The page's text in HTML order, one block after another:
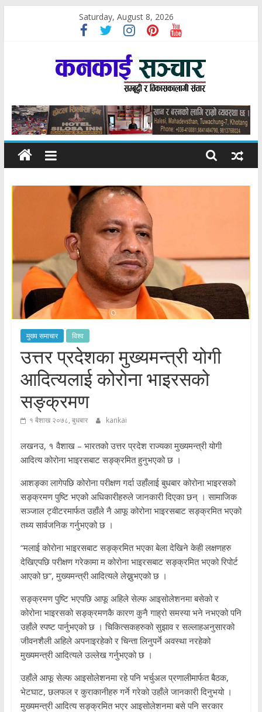
Saturday, August 8, 2026
कनकाई
सञ्चार
सम्बृद्धी
र
मुख्य समाचार विश्व
उत्तर प्रदेशका मुख्यमन्त्री योगी
आदित्यलाई कोरोना भाइरसको
सङ्क्रमण
१ बैशाख २०७८, बुधबार kankai
लखनउ, १ वैशाख – भारतको उत्तर प्रदेश राज्यका मुख्यमन्त्री योगी
आदित्य कोरोना भाइरसबाट सङ्क्रमित हुनुभएको छ ।
आशङ्का लागेपछि कोरोना परीक्षण गर्दा उहाँलाई बुधबार कोरोना भाइरसको
सङ्क्रमण पुष्टि भएको अधिकारीहरुले जानकारी दिएका छन् । सामाजिक
सञ्जाल ट्वीटरमार्फत उहाँले नै आफू कोरोना भाइरसबाट सङ्क्रमित भएको
तथ्य सार्वजनिक गर्नुभएको छ ।
“मलाई कोरोना भाइरसबाट सङ्क्रमित भएका बेला देखिने केही लक्षणहरु
देखिएपछि परीक्षण गरेकामा म कोरोना भाइरसबाट सङ्क्रमित भएको रिपोर्ट
आएको छ”, मुख्यमन्त्री आदित्यले लेख्नुभएको छ ।
सङ्क्रमण पुष्टि भएपछि आफू अहिले सेल्फ आइसोलेशनमा बसेको र
कोरोना भाइरसको सङ्क्रमणकै कारण कुनै गाह्रो समस्या भने नभएको पनि
उहाँले स्पष्ट पार्नुभएको छ । चिकित्सकहरुको सुझाव र सल्लाहअनुसारको
जीवनशैली अहिले अपनाइरहेको र चिन्ता लिनुपर्ने अवस्था नरहेको
मुख्यमन्त्री आदित्यले उल्लेख गर्नुभएको छ ।
उहाँले आफू सेल्फ आइसोलेशनमा रहे पनि भर्चुअल प्रणालीमार्फत बैठक,
भेटघाट, छलफल र कुराकानीहरु गर्ने गरेको उहाँले जानकारी दिनुभयो ।
मुख्यमन्त्री आदित्य सङ्क्रमित भएर आइसोलेशनमा बसे पनि सरकार